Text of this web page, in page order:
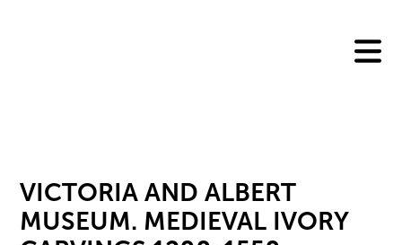
VICTORIA AND ALBERT
MUSEUM. MEDIEVAL IVORY